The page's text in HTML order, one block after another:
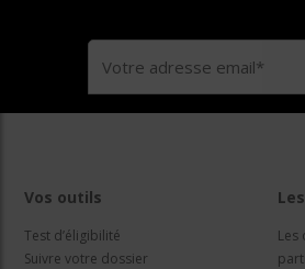
Vos outils
Test d’éligibilité
Suivre votre dossier
Les